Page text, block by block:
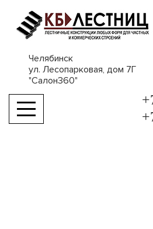
Челябинск
ул. Лесопарковая, дом 7Г
"Салон360"
Toggle
navigation